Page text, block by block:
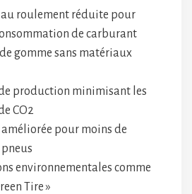
au roulement réduite pour
de carburant
gomme sans matériaux
de production minimisant les
CO2
pour moins de
environnementales comme
Tire »